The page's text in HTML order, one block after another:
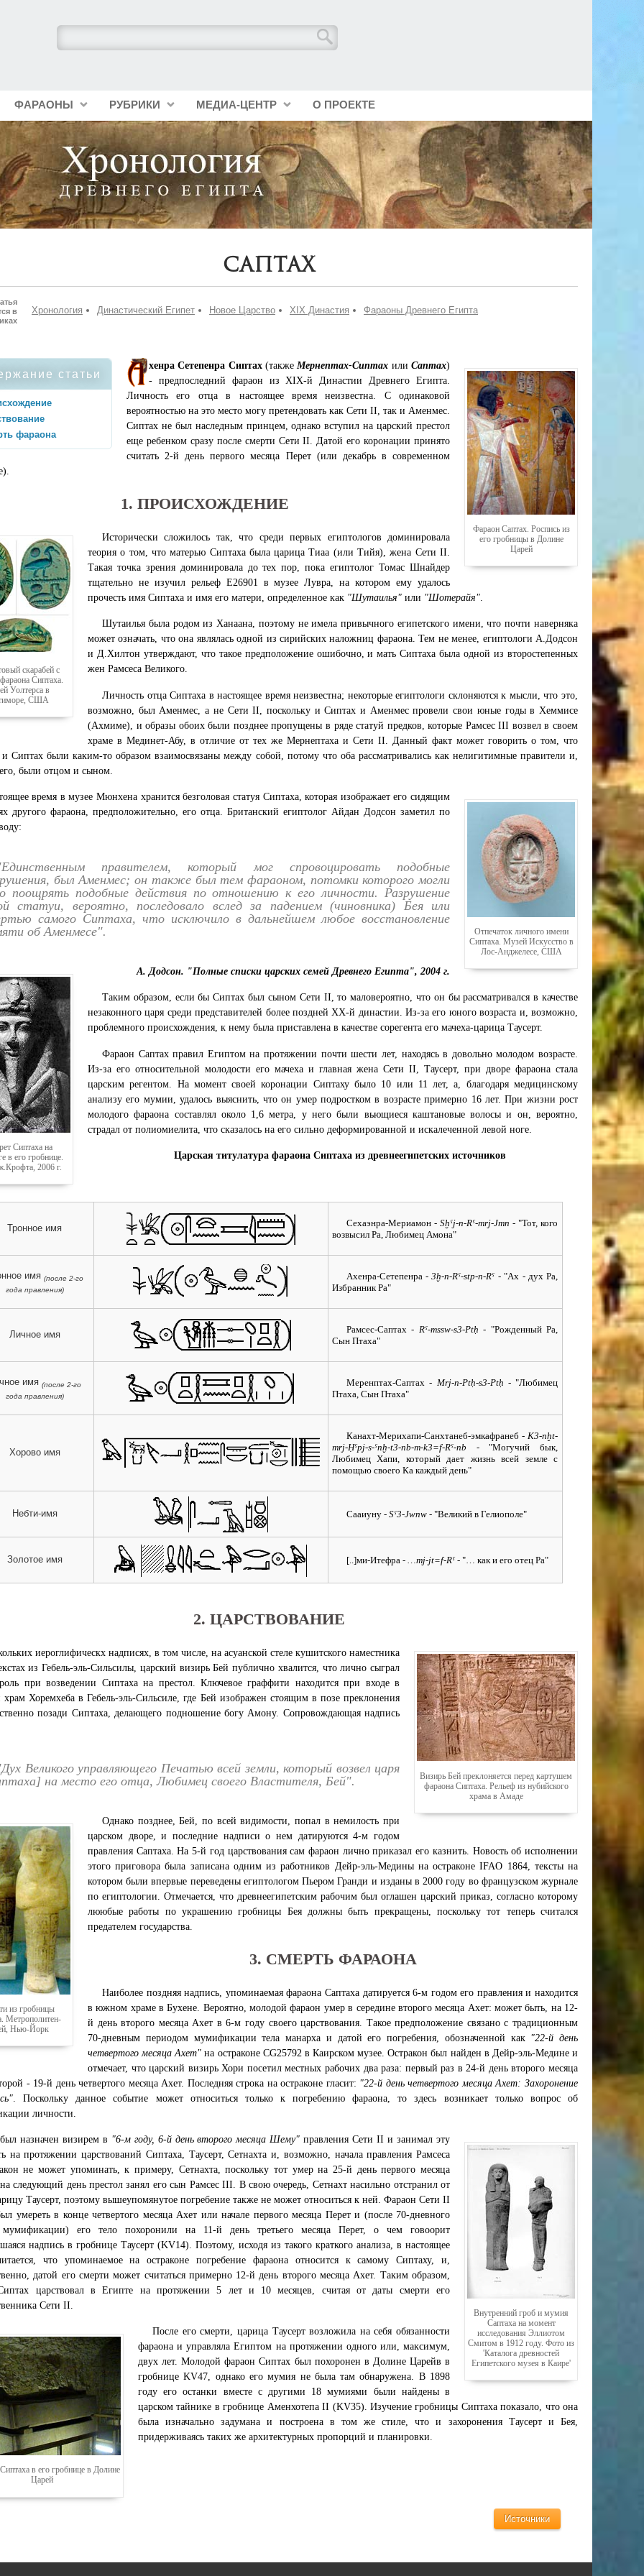
ФАРАОНЫ РУБРИКИ МЕДИА-ЦЕНТР О ПРОЕКТЕ
Саптах
в
Хронология Династический Египет Новое Царство XIX Династия Фараоны Древнего Египта
статьи
фараона
Фараон Саптах. Роспись из
его гробницы в Долине
Царей
хенра Сетепенра Сиптах(такжеМернептах-Сиптах илиСаптах)
- предпоследний фараон из XIX-й Династии Древнего Египта.
Личность его отца в настоящее время неизвестна. С одинаковой
вероятностью на это место могу претендовать как Сети II, так и Аменмес.
Сиптах не был наследным принцем, однако вступил на царский престол
еще ребенком сразу после смерти Сети II. Датой его коронации принято
считать 2-й день первого месяца Перет (или декабрь в современном
1. ПРОИСХОЖДЕНИЕ
скарабей с
Сиптаха.
Уолтерса в
США
Исторически сложилось так, что среди первых египтологов доминировала
теория о том, что матерью Сиптаха была царица Тиаа (или Тийя), жена Сети II.
Такая точка зрения доминировала до тех пор, пока египтолог Томас Шнайдер
тщательно не изучил рельеф E26901 в музее Лувра, на котором ему удалось
прочесть имя Сиптаха и имя его матери, определенное как "Шутаилья" или "Шотерайя"
Шутаилья была родом из Ханаана, поэтому не имела привычного египетского имени, что почти наверняка
может означать, что она являлась одной из сирийских наложниц фараона. Тем не менее, египтологи А.Додсон
и Д.Хилтон утверждают, что такое предположение ошибочно, и мать Сиптаха была одной из второстепенных
жен Рамсеса Великого.
Личность отца Сиптаха в настоящее время неизвестна; некоторые египтологи склоняются к мысли, что это,
возможно, был Аменмес, а не Сети II, поскольку и Сиптах и Аменмес провели свои юные годы в Хеммисе
(Ахмиме), и образы обоих были позднее пропущены в ряде статуй предков, которые Рамсес III возвел в своем
храме в Мединет-Абу, в отличие от тех же Мернептаха и Сети II. Данный факт может говорить о том, что
Сиптах были каким-то образом взаимосвязаны между собой, потому что оба рассматривались как нелигитимные правители и,
были отцом и сыном.
Отпечаток личного имени
Сиптаха. Музей Искусство в
Лос-Анджелесе, США
время в музее Мюнхена хранится безголовая статуя Сиптаха, которая изображает его сидящим
другого фараона, предположительно, его отца. Британский египтолог Айдан Додсон заметил по
правителем, который мог спровоцировать подобные
был Аменмес; он также был тем фараоном, потомки которого могли
поощрять подобные действия по отношению к его личности. Разрушение
статуи, вероятно, последовало вслед за падением (чиновника) Бея или
самого Сиптаха, что исключило в дальнейшем любое восстановление
об Аменмесе".
Сиптаха на
в его гробнице.
2006 г.
А. Додсон. "Полные списки царских семей Древнего Египта", 2004 г.
Таким образом, если бы Сиптах был сыном Сети II, то маловероятно, что он бы рассматривался в качестве
незаконного царя среди представителей более поздней XX-й династии. Из-за его юного возраста и, возможно,
проблемного происхождения, к нему была приставлена в качестве сорегента его мачеха-царица Таусерт.
Фараон Саптах правил Египтом на протяжении почти шести лет, находясь в довольно молодом возрасте.
Из-за его относительной молодости его мачеха и главная жена Сети II, Таусерт, при дворе фараона стала
царским регентом. На момент своей коронации Сиптаху было 10 или 11 лет, а, благодаря медицинскому
анализу его мумии, удалось выяснить, что он умер подростком в возрасте примерно 16 лет. При жизни рост
молодого фараона составлял около 1,6 метра, у него были вьющиеся каштановые волосы и он, вероятно,
страдал от полиомиелита, что сказалось на его сильно деформированной и искалеченной левой ноге.
Царская титулатура фараона Сиптаха из древнеегипетских источников
Тронное имя Сехаэнра-Мериамон- Sḫˁj-n-Rˁ-mrj-Jmn -"Тот, кого
возвысил Ра, Любимец Амона"
имя (после 2-го
года правления)
Ахенра-Сетепенра - 3ḫ-n-Rˁ-stp-n-Rˁ -"Ах - дух Ра,
Избранник Ра"
Личное имя Рамсес-Саптах - Rˁ-mssw-s3-Ptḥ - "Рожденный Ра,
Сын Птаха"
имя (после 2-го
года правления)
Меренптах-Саптах - Mrj-n-Ptḥ-s3-Ptḥ -"Любимец
Птаха, Сын Птаха"
Хорово имя
Канахт-Мерихапи-Санхтанеб-эмкафранеб - K3-nḫt-
mrj-Ḥˁpj-s-ˁnḫ-t3-nb-m-k3=f-Rˁ-nb -"Могучий бык,
Любимец Хапи, который дает жизнь всей земле с
помощью своего Ка каждый день"
Небти-имя Сааиуну- Sˁ3-Jwnw - "Великий в Гелиополе"
Золотое имя [..]ми-Итефра - …mj-jt=f-Rˁ - "… как и его отец Ра"
2. ЦАРСТВОВАНИЕ
Визирь Бей преклоняется перед картушем
фараона Сиптаха. Рельеф из нубийского
храма в Амаде
иероглифическх надписях, в том числе, на асуанской стеле кушитского наместника
из Гебель-эль-Сильсилы, царский визирь Бей публично хвалится, что лично сыграл
при возведении Сиптаха на престол. Ключевое граффити находится при входе в
храм Хоремхеба в Гебель-эль-Сильсиле, где Бей изображен стоящим в позе преклонения
позади Сиптаха, делающего подношение богу Амону. Сопровождающая надпись
Великого управляющего Печатью всей земли, который возвел царя
на место его отца, Любимец своего Властителя, Бей".
из гробницы
Метрополитен-
Нью-Йорк
Однако позднее, Бей, по всей видимости, попал в немилость при
царском дворе, и последние надписи о нем датируются 4-м годом
правления Саптаха. На 5-й год царствования сам фараон лично приказал его казнить. Новость об исполнении
этого приговора была записана одним из работников Дейр-эль-Медины на остраконе IFAO 1864, тексты на
котором были впервые переведены египтологом Пьером Гранди и изданы в 2000 году во французском журнале
по египтологии. Отмечается, что древнеегипетским рабочим был оглашен царский приказ, согласно которому
лююбые работы по украшению гробницы Бея должны быть прекращены, поскольку тот теперь считался
предателем государства.
3. СМЕРТЬ ФАРАОНА
Наиболее поздняя надпись, упоминаемая фараона Саптаха датируется 6-м годом его правления и находится
в южном храме в Бухене. Вероятно, молодой фараон умер в середине второго месяца Ахет: может быть, на 12-
й день второго месяца Ахет в 6-м году своего царствования. Такое предположение связано с традиционным
70-дневным периодом мумификации тела манарха и датой его погребения, обозначенной как "22-й день
четвертого месяца Ахет" на остраконе CG25792 в Каирском музее. Остракон был найден в Дейр-эль-Медине и
отмечает, что царский визирь Хори посетил местных рабочих два раза: первый раз в 24-й день второго месяца
- 19-й день четвертого месяца Ахет. Последняя строка на остраконе гласит: "22-й день четвертого месяца Ахет: Захоронение
. Поскольку данное событие может относиться только к погребению фараона, то здесь возникает только вопрос об
личности.
Внутренний гроб и мумия
Саптаха на момент
исследования Эллиотом
Смитом в 1912 году. Фото из
'Каталога древностей
Египетского музея в Каире'
назначен визирем в "6-м году, 6-й день второго месяца Шему" правления Сети II и занимал эту
на протяжении царствований Сиптаха, Таусерт, Сетнахта и, возможно, начала правления Рамсеса
не может упоминать, к примеру, Сетнахта, поскольку тот умер на 25-й день первого месяца
следующий день престол занял его сын Рамсес III. В свою очередь, Сетнахт насильно отстранил от
Таусерт, поэтому вышеупомянутое погребение также не может относиться к ней. Фараон Сети II
умереть в конце четвертого месяца Ахет или начале первого месяца Перет и (после 70-дневного
мумификации) его тело похоронили на 11-й день третьего месяца Перет, о чем говоорит
надпись в гробнице Таусерт (KV14). Поэтому, исходя из такого краткого анализа, в настоящее
что упоминаемое на остраконе погребение фараона относится к самому Сиптаху, и,
датой его смерти может считаться примерно 12-й день второго месяца Ахет. Таким образом,
царствовал в Египте на протяжении 5 лет и 10 месяцев, считая от даты смерти его
Сети II.
в его гробнице в Долине
Царей
После его смерти, царица Таусерт возложила на себя обязанности
фараона и управляла Египтом на протяжении одного или, максимум,
двух лет. Молодой фараон Сиптах был похоронен в Долине Царейв в
гробнице KV47, однако его мумия не была там обнаружена. В 1898
году его останки вместе с другими 18 мумиями были найдены в
царском тайнике в гробнице Аменхотепа II (KV35). Изучение гробницы Сиптаха показало, что она
была изначально задумана и построена в том же стиле, что и захоронения Таусерт и Бея,
придерживаясь таких же архитектурных пропорций и планировки.
Источники